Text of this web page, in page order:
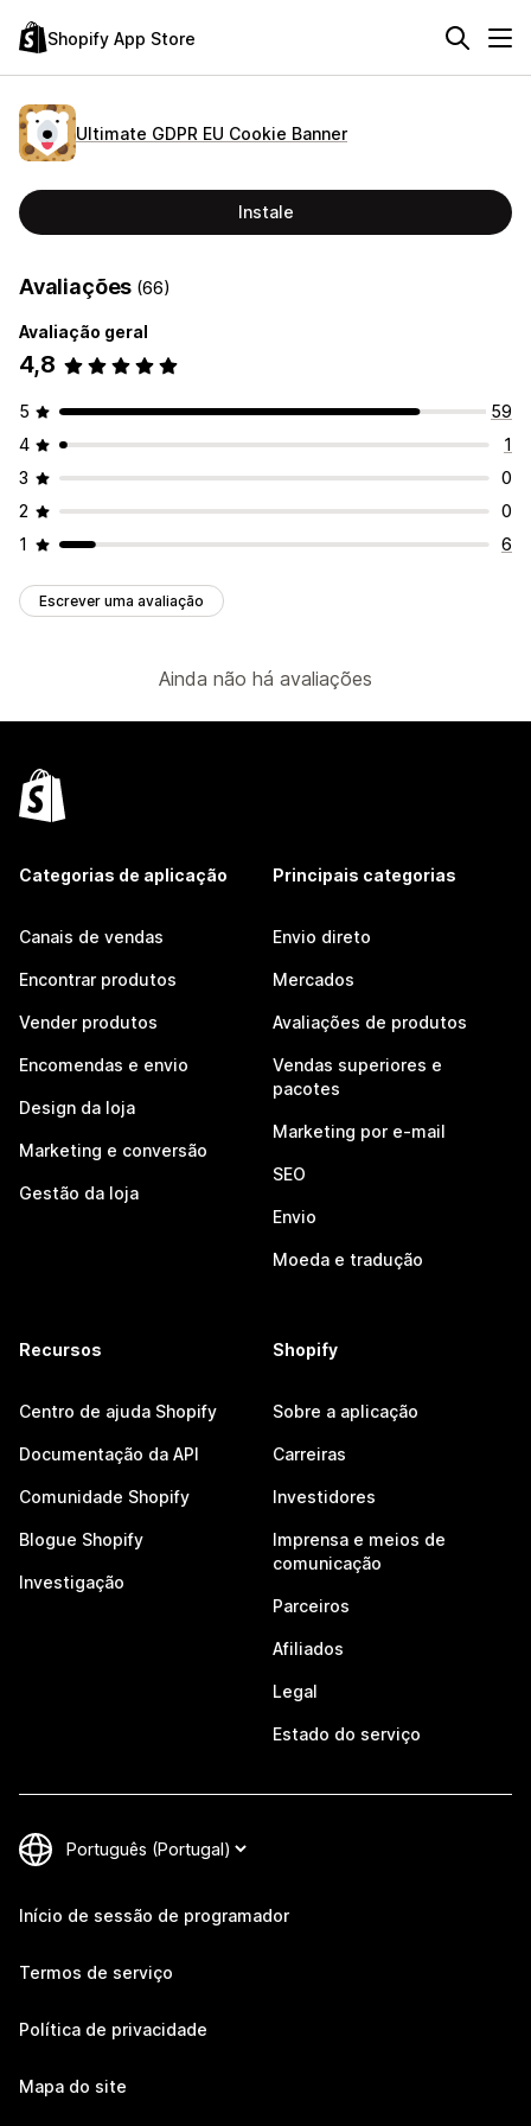
Shopify App Store
Ultimate GDPR EU Cookie Banner
Instale
Avaliações (66)
Avaliação geral
4,8
5
59
4
1
3
0
2
0
1
6
Escrever uma avaliação
Ainda não há avaliações
Categorias de aplicação
Canais de vendas
Encontrar produtos
Vender produtos
Encomendas e envio
Design da loja
Marketing e conversão
Gestão da loja
Principais categorias
Envio direto
Mercados
Avaliações de produtos
Vendas superiores e
pacotes
Marketing por e-mail
SEO
Envio
Moeda e tradução
Recursos
Centro de ajuda Shopify
Documentação da API
Comunidade Shopify
Blogue Shopify
Investigação
Shopify
Sobre a aplicação
Carreiras
Investidores
Imprensa e meios de
comunicação
Parceiros
Afiliados
Legal
Estado do serviço
Início de sessão de programador
Termos de serviço
Política de privacidade
Mapa do site